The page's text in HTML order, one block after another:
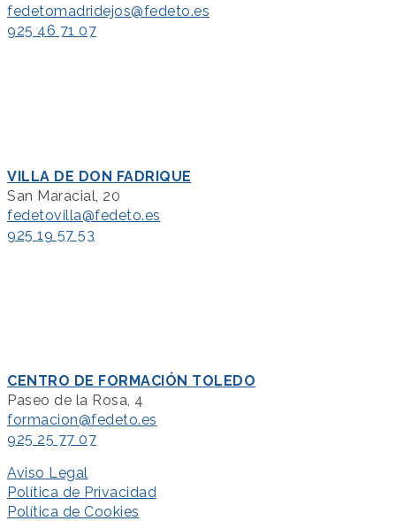
fedetomadridejos@fedeto.es
925 46 71 07
VILLA DE DON FADRIQUE
San Maracial, 20
fedetovilla@fedeto.es
925 19 57 53
CENTRO DE FORMACIÓN TOLEDO
Paseo de la Rosa, 4
formacion@fedeto.es
925 25 77 07
Aviso Legal
Política de Privacidad
Política de Cookies